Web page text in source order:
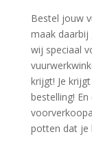
Bestel jouw
maak daarbij
wij speciaal
krijgt! Je
bestelling!
potten dat je